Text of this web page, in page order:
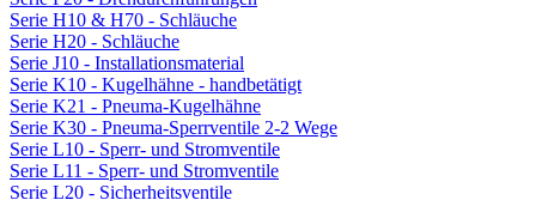
Serie H10 & H70 - Schläuche
Serie H20 - Schläuche
Serie J10 - Installationsmaterial
Serie K10 - Kugelhähne - handbetätigt
Serie K21 - Pneuma-Kugelhähne
Serie K30 - Pneuma-Sperrventile 2-2 Wege
Serie L10 - Sperr- und Stromventile
Serie L11 - Sperr- und Stromventile
Serie L20 - Sicherheitsventile